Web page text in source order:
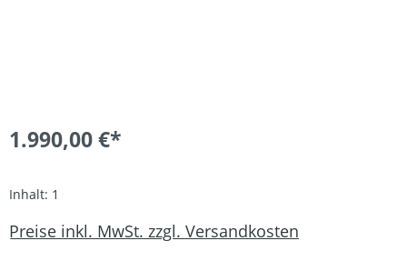
1.990,00 €*
Inhalt: 1
Preise inkl. MwSt. zzgl. Versandkosten